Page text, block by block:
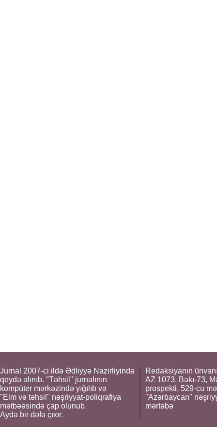
Jurnal 2007-ci ildə Ədliyyə Nazirliyində
qeydə alınıb. "Təhsil" jurnalının
kompüter mərkəzində yığılıb və
"Elm və təhsil" nəşriyyat-poliqrafiya
mətbəəsində çap olunub.
Ayda bir dəfə çıxır.
Redaksiyanın
AZ 1073, Bakı-73,
prospekti, 529-cu
"Azərbaycan"
mərtəbə